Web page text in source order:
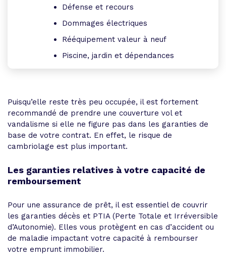
Défense et recours
Dommages électriques
Rééquipement valeur à neuf
Piscine, jardin et dépendances
Puisqu’elle reste très peu occupée, il est fortement
recommandé de prendre une couverture vol et
vandalisme si elle ne figure pas dans les garanties de
base de votre contrat. En effet, le risque de
cambriolage est plus important.
Les garanties relatives à votre capacité de
remboursement
Pour une assurance de prêt, il est essentiel de couvrir
les garanties décès et PTIA (Perte Totale et Irréversible
d’Autonomie). Elles vous protègent en cas d’accident ou
de maladie impactant votre capacité à rembourser
votre emprunt immobilier.